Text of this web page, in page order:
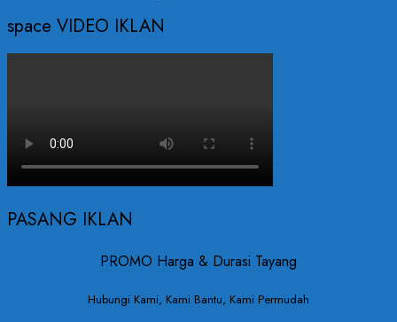
space VIDEO IKLAN
PASANG IKLAN
PROMO Harga & Durasi Tayang
Hubungi Kami, Kami Bantu, Kami Permudah